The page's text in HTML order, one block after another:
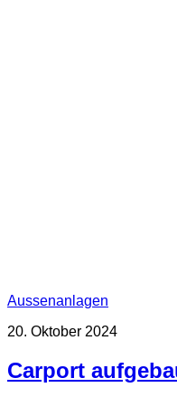
Aussenanlagen
20. Oktober 2024
Carport